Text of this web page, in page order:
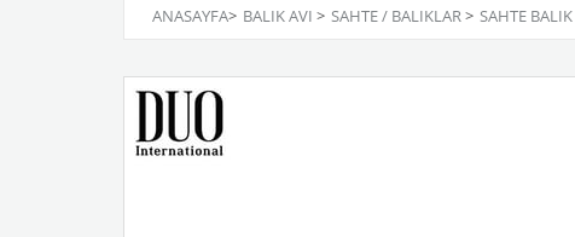
ANASAYFA> BALIK AVI > SAHTE / BALIKLAR> SAHTE BALIK